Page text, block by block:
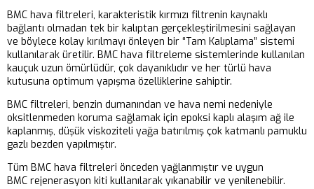
BMC hava filtreleri, karakteristik kırmızı filtrenin kaynaklı
bağlantı olmadan tek bir kalıptan gerçekleştirilmesini sağlayan
ve böylece kolay kırılmayı önleyen bir “Tam Kalıplama” sistemi
kullanılarak üretilir. BMC hava filtreleme sistemlerinde kullanılan
kauçuk uzun ömürlüdür, çok dayanıklıdır ve her türlü hava
kutusuna optimum yapışma özelliklerine sahiptir.
BMC filtreleri, benzin dumanından ve hava nemi nedeniyle
oksitlenmeden koruma sağlamak için epoksi kaplı alaşım ağ ile
kaplanmış, düşük viskoziteli yağa batırılmış çok katmanlı pamuklu
gazlı bezden yapılmıştır.
Tüm BMC hava filtreleri önceden yağlanmıştır ve uygun
BMC rejenerasyon kiti kullanılarak yıkanabilir ve yenilenebilir.